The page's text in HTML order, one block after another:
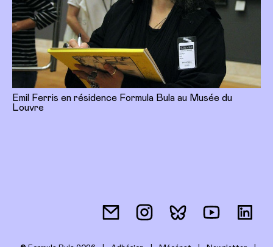
Emil Ferris en résidence Formula Bula au Musée du
Louvre